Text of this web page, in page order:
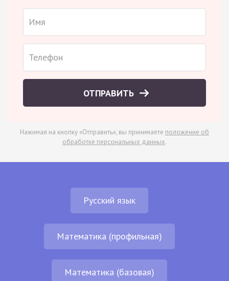
ОТПРАВИТЬ
Нажимая на кнопку «Отправить», вы принимаете положение об
обработке персональных данных.
Русский язык
Математика (профильная)
Математика (базовая)